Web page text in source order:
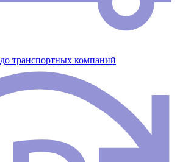
транспортных компаний